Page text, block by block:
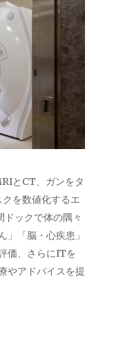
とCT、ガンをタ
を数値化するエ
ックで体の隅々
」「脳・心疾患」
価、さらにITを
やアドバイスを提